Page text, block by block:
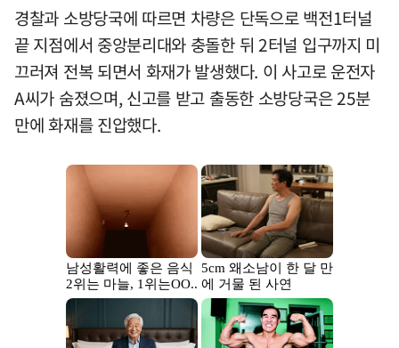
경찰과 소방당국에 따르면 차량은 단독으로 백전1터널
끝 지점에서 중앙분리대와 충돌한 뒤 2터널 입구까지 미
끄러져 전복 되면서 화재가 발생했다. 이 사고로 운전자
A씨가 숨졌으며, 신고를 받고 출동한 소방당국은 25분
만에 화재를 진압했다.